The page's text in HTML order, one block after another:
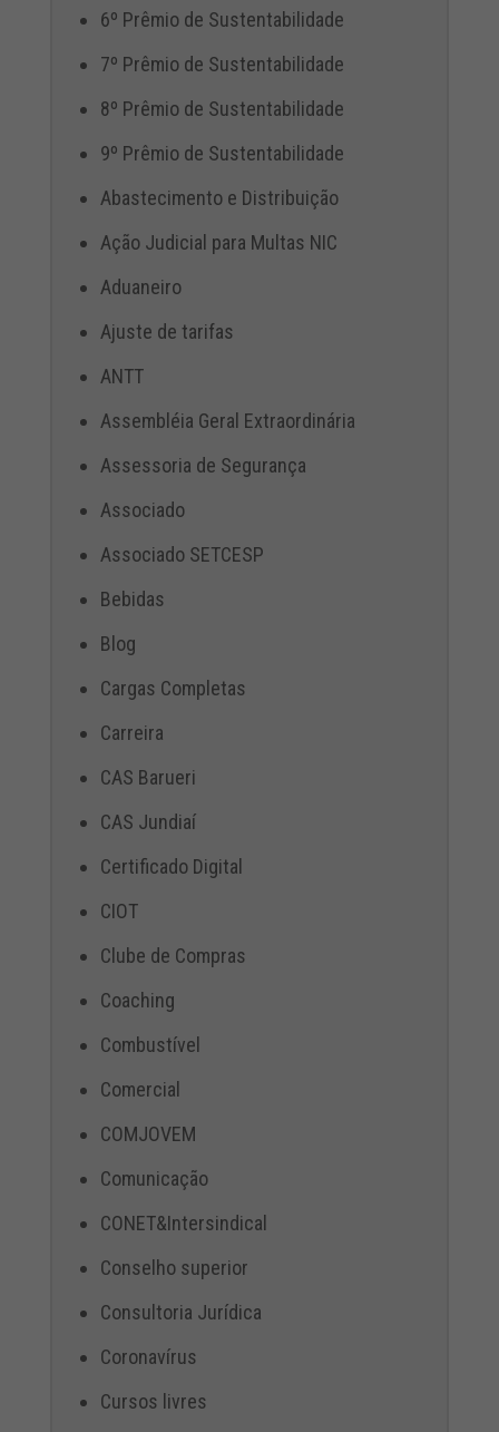
6º Prêmio de Sustentabilidade
7º Prêmio de Sustentabilidade
8º Prêmio de Sustentabilidade
9º Prêmio de Sustentabilidade
Abastecimento e Distribuição
Ação Judicial para Multas NIC
Aduaneiro
Ajuste de tarifas
ANTT
Assembléia Geral Extraordinária
Assessoria de Segurança
Associado
Associado SETCESP
Bebidas
Blog
Cargas Completas
Carreira
CAS Barueri
CAS Jundiaí
Certificado Digital
CIOT
Clube de Compras
Coaching
Combustível
Comercial
COMJOVEM
Comunicação
CONET&Intersindical
Conselho superior
Consultoria Jurídica
Coronavírus
Cursos livres